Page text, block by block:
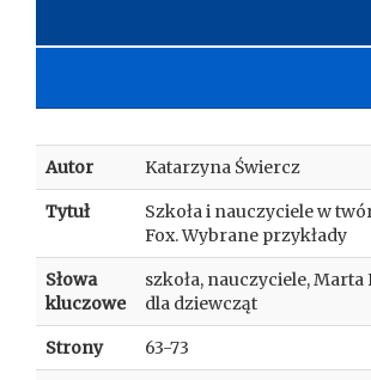
Autor Katarzyna Świercz
Tytuł
Szkoła i nauczyciele w
Fox. Wybrane przykłady
Słowa
kluczowe
szkoła, nauczyciele, Marta
dla dziewcząt
Strony 63-73